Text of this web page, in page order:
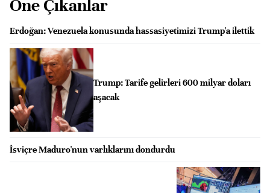
Öne Çıkanlar
Erdoğan: Venezuela konusunda hassasiyetimizi Trump'a ilettik
Trump: Tarife gelirleri 600 milyar doları
aşacak
İsviçre Maduro'nun varlıklarını dondurdu